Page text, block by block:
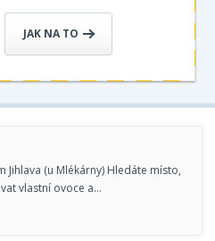
JAK NA TO
Jihlava (u Mlékárny) Hledáte místo,
vlastní ovoce a…